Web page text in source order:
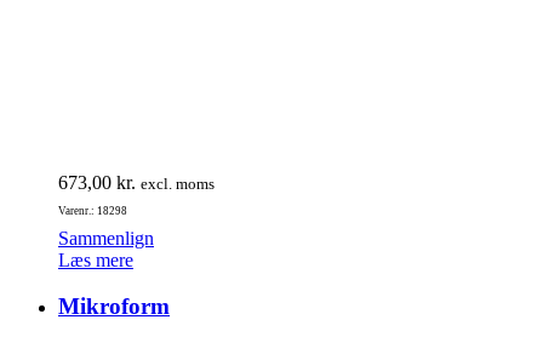
673,00 kr. excl. moms
Varenr.: 18298
Sammenlign
Læs mere
Mikroform